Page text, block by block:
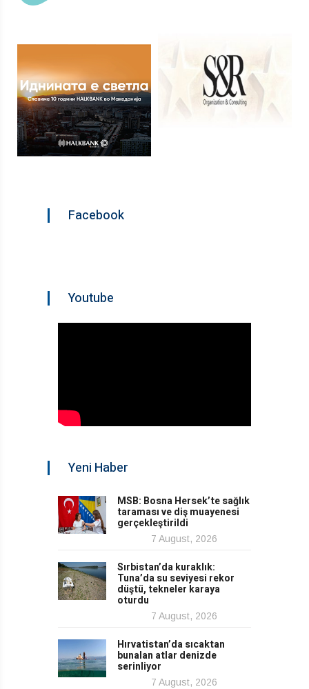
Facebook
Youtube
Yeni Haber
MSB: Bosna Hersek’te sağlık
taraması ve diş muayenesi
gerçekleştirildi
7 August, 2026
Sırbistan’da kuraklık:
Tuna’da su seviyesi rekor
düştü, tekneler karaya
oturdu
7 August, 2026
Hırvatistan’da sıcaktan
bunalan atlar denizde
serinliyor
7 August, 2026